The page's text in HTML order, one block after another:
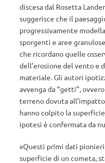
discesa dal Rosetta
suggerisce che il
progressivamente
sporgenti e aree
che ricordano quelle
dell’erosione del vento e
materiale. Gli autori
avvenga da “getti”,
terreno dovuta
hanno colpito la
ipotesi è confermata da
«Questi primi dati
superficie di un cometa,